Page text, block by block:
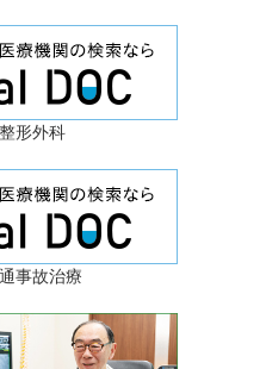
形外科
事故治療